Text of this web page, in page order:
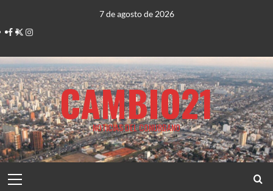
contenido
7 de agosto de 2026
Facebook
TwitterInstagram
CAMBIO21
NOTICIAS DEL CONURBANO
principal